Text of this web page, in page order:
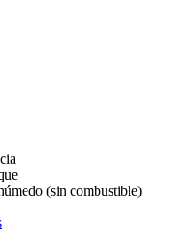
(sin combustible)